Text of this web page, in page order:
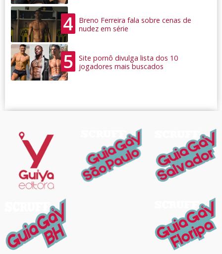
4
Breno Ferreira fala sobre cenas de
nudez em série
5
Site pornô divulga lista dos 10
jogadores mais buscados